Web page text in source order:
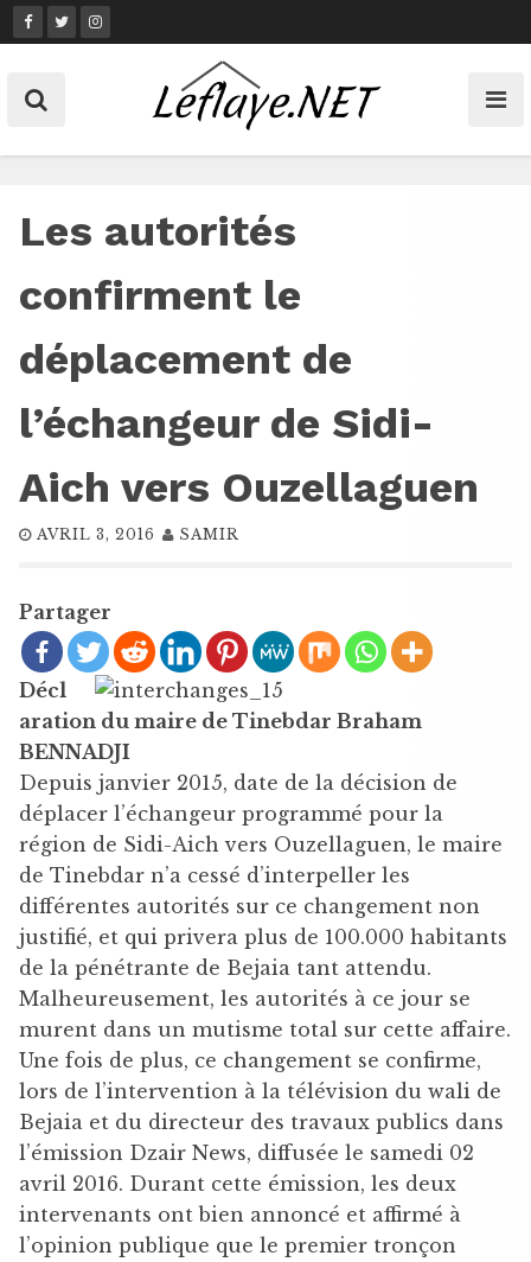
Skip
to
Les autorités
confirment le
déplacement de
l’échangeur de Sidi-
Aich vers Ouzellaguen
AVRIL 3, 2016 SAMIR
Partager
Décl
aration du maire de Tinebdar Braham
BENNADJI
Depuis janvier 2015, date de la décision de
déplacer l’échangeur programmé pour la
région de Sidi-Aich vers Ouzellaguen, le maire
de Tinebdar n’a cessé d’interpeller les
différentes autorités sur ce changement non
justifié, et qui privera plus de 100.000 habitants
de la pénétrante de Bejaia tant attendu.
Malheureusement, les autorités à ce jour se
murent dans un mutisme total sur cette affaire.
Une fois de plus, ce changement se confirme,
lors de l’intervention à la télévision du wali de
Bejaia et du directeur des travaux publics dans
l’émission Dzair News, diffusée le samedi 02
avril 2016. Durant cette émission, les deux
intervenants ont bien annoncé et affirmé à
l’opinion publique que le premier tronçon